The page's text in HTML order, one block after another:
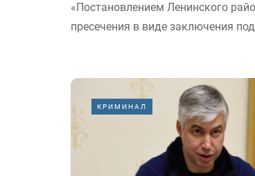
«Постановлением Ленинского
пресечения в виде заключения
КРИМИНАЛ